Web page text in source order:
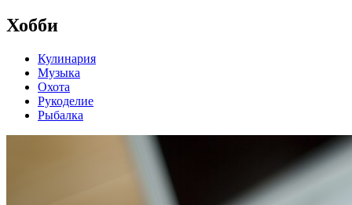
Хобби
Кулинария
Музыка
Охота
Рукоделие
Рыбалка